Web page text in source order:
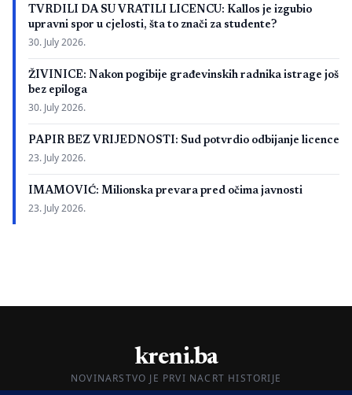
TVRDILI DA SU VRATILI LICENCU: Kallos je izgubio
upravni spor u cjelosti, šta to znači za studente?
30. July 2026.
ŽIVINICE: Nakon pogibije građevinskih radnika istrage još
bez epiloga
30. July 2026.
PAPIR BEZ VRIJEDNOSTI: Sud potvrdio odbijanje licence
23. July 2026.
IMAMOVIĆ: Milionska prevara pred očima javnosti
23. July 2026.
kreni.ba
NOVINARSTVO JE PRVI NACRT HISTORIJE